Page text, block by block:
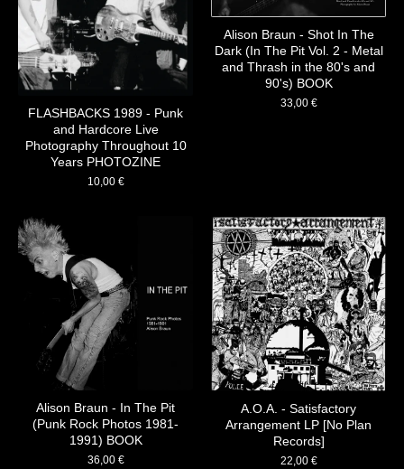
FLASHBACKS 1989 - Punk
and Hardcore Live
Photography Throughout 10
Years PHOTOZINE
10,00 €
Alison Braun - Shot In The
Dark (In The Pit Vol. 2 - Metal
and Thrash in the 80's and
90's) BOOK
33,00 €
Alison Braun - In The Pit
(Punk Rock Photos 1981-
1991) BOOK
36,00 €
A.O.A. - Satisfactory
Arrangement LP [No Plan
Records]
22,00 €